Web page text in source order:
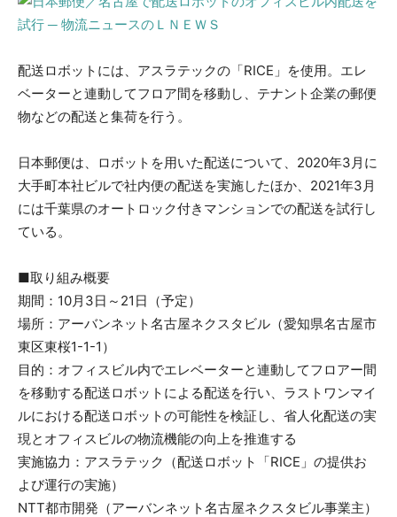
配送ロボットには、アスラテックの「RICE」を使用。エレ
ベーターと連動してフロア間を移動し、テナント企業の郵便
物などの配送と集荷を行う。
日本郵便は、ロボットを用いた配送について、2020年3月に
大手町本社ビルで社内便の配送を実施したほか、2021年3月
には千葉県のオートロック付きマンションでの配送を試行し
ている。
■取り組み概要
期間：10月3日～21日（予定）
場所：アーバンネット名古屋ネクスタビル（愛知県名古屋市
東区東桜1-1-1）
目的：オフィスビル内でエレベーターと連動してフロアー間
を移動する配送ロボットによる配送を行い、ラストワンマイ
ルにおける配送ロボットの可能性を検証し、省人化配送の実
現とオフィスビルの物流機能の向上を推進する
実施協力：アスラテック（配送ロボット「RICE」の提供お
よび運行の実施）
NTT都市開発（アーバンネット名古屋ネクスタビル事業主）